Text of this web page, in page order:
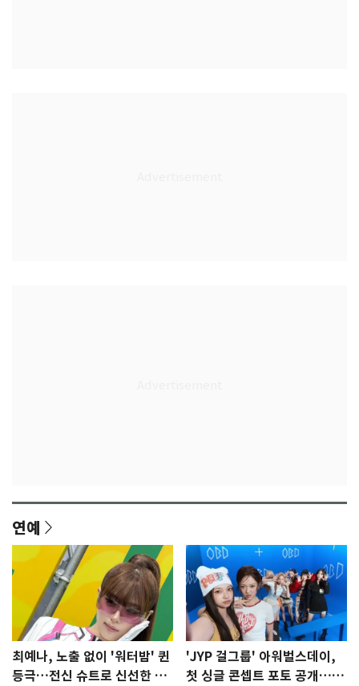
연예
최예나, 노출 없이 '워터밤' 퀸
등극…전신 슈트로 신선한 충
'JYP 걸그룹' 아워벌스데이,
첫 싱글 콘셉트 포토 공개…청